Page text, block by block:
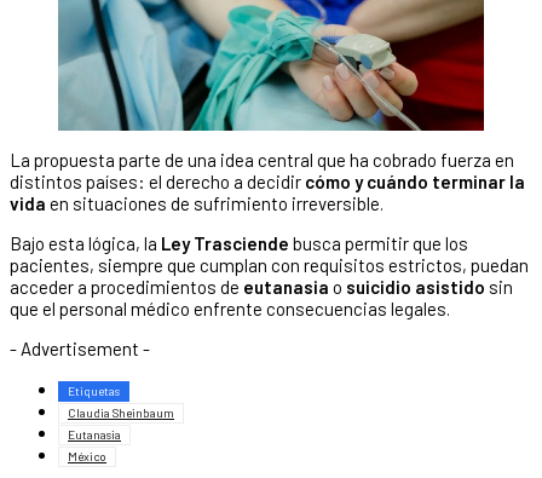
La propuesta parte de una idea central que ha cobrado fuerza en
distintos países: el derecho a decidir cómo y cuándo terminar la
vida en situaciones de sufrimiento irreversible.
Bajo esta lógica, la Ley Trasciende busca permitir que los
pacientes, siempre que cumplan con requisitos estrictos, puedan
acceder a procedimientos de eutanasia o suicidio asistido sin
que el personal médico enfrente consecuencias legales.
- Advertisement -
Etiquetas
Claudia Sheinbaum
Eutanasia
México